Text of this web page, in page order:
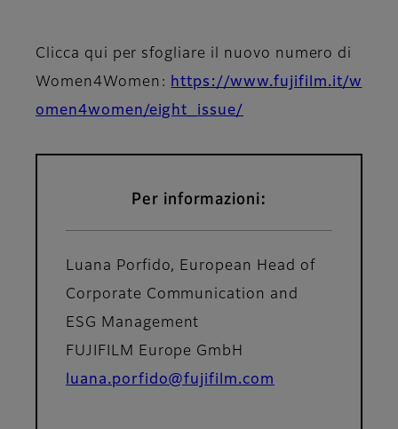
Clicca qui per sfogliare il nuovo numero di
Women4Women: https://www.fujifilm.it/w
omen4women/eight_issue/
Per informazioni:
Luana Porfido, European Head of
Corporate Communication and
ESG Management
FUJIFILM Europe GmbH
luana.porfido@fujifilm.com